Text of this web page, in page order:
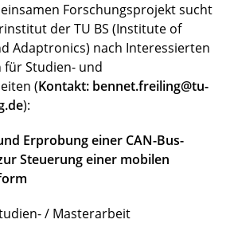
Forschungsprojekt sucht
der TU BS (Institute of
Adaptronics) nach Interessierten
Studien- und
(Kontakt: bennet.freiling@tu-
):
Erprobung einer CAN-Bus-
Steuerung einer mobilen
/ Masterarbeit